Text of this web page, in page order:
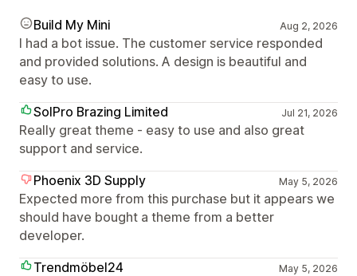
Build My Mini Aug 2, 2026
I had a bot issue. The customer service responded
and provided solutions. A design is beautiful and
easy to use.
SolPro Brazing Limited
Jul 21, 2026
Really great theme - easy to use and also great
support and service.
Phoenix 3D Supply
May 5, 2026
Expected more from this purchase but it appears we
should have bought a theme from a better
developer.
Trendmöbel24
May 5, 2026